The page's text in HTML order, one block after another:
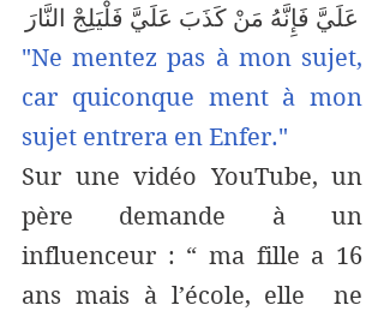
عَلَيَّ فَإِنَّهُ مَنْ كَذَبَ عَلَيَّ فَلْيَلِجْ النَّارَ
"Ne mentez pas à mon sujet,
car quiconque ment à mon
sujet entrera en Enfer."
Sur une vidéo YouTube, un
père demande à un
influenceur : “ ma fille a 16
ans mais à l’école, elle  ne